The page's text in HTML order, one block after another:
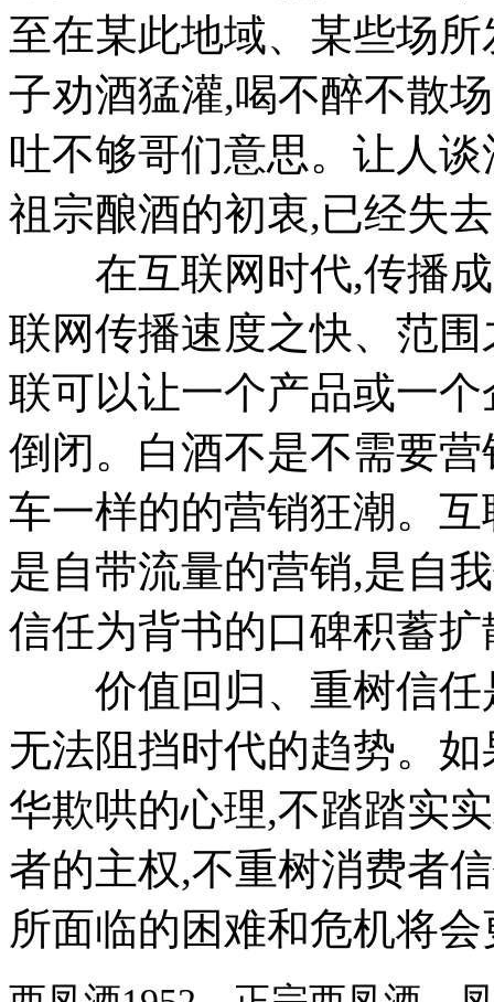
至在某此地域、某些场
子劝酒猛灌,喝不醉不散
吐不够哥们意思。让人
祖宗酿酒的初衷,已经失
在互联网时代,传播成
联网传播速度之快、范
联可以让一个产品或一
倒闭。白酒不是不需要
车一样的的营销狂潮。
是自带流量的营销,是自
信任为背书的口碑积蓄扩
价值回归、重树信任
无法阻挡时代的趋势。
华欺哄的心理,不踏踏实
者的主权,不重树消费者
所面临的困难和危机将